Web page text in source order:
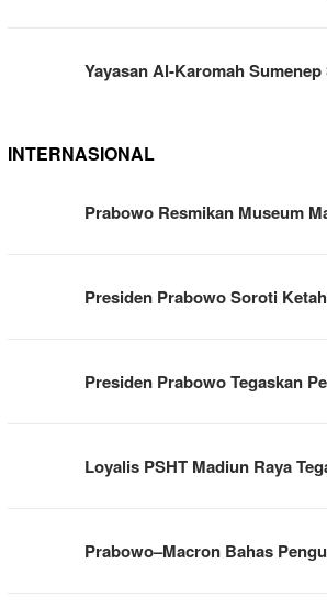
Yayasan Al-Karomah
INTERNASIONAL
Prabowo Resmikan Museum
Presiden Prabowo Soroti
Presiden Prabowo Tegaskan
Loyalis PSHT Madiun Raya
Prabowo–Macron Bahas